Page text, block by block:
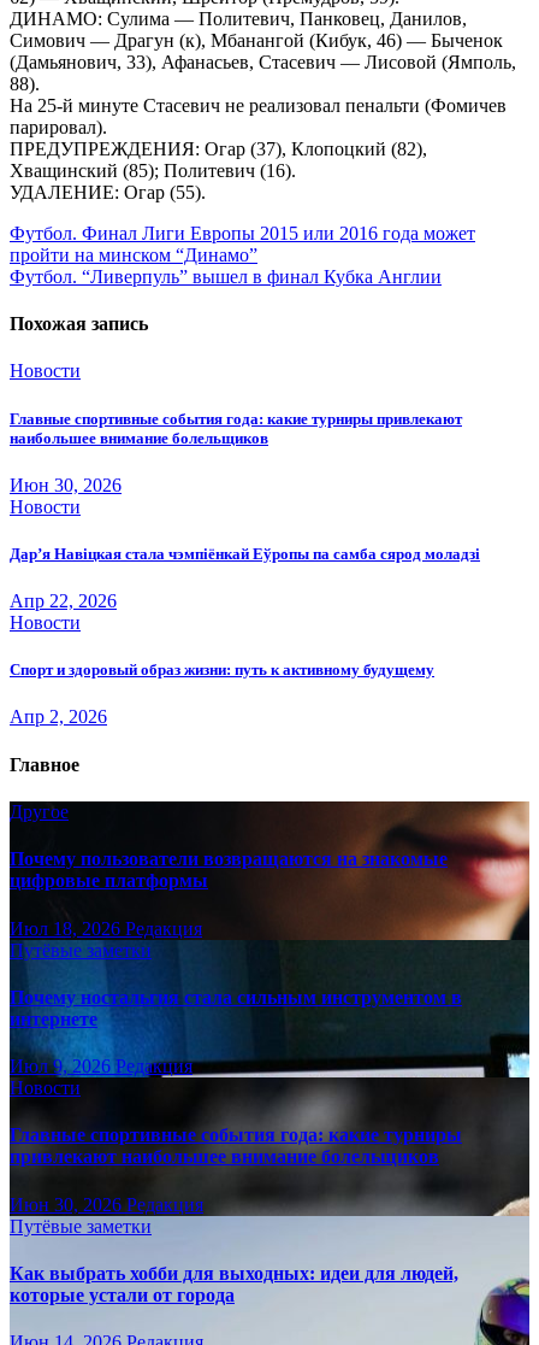
ДИНАМО: Сулима — Политевич, Панковец, Данилов,
Симович — Драгун (к), Мбанангой (Кибук, 46) — Быченок
(Дамьянович, 33), Афанасьев, Стасевич — Лисовой (Ямполь,
88).
На 25-й минуте Стасевич не реализовал пенальти (Фомичев
парировал).
ПРЕДУПРЕЖДЕНИЯ: Огар (37), Клопоцкий (82),
Хващинский (85); Политевич (16).
УДАЛЕНИЕ: Огар (55).
Навигация
по
Футбол. Финал Лиги Европы 2015 или 2016 года может
пройти на минском “Динамо”
Футбол. “Ливерпуль” вышел в финал Кубка Англии
Похожая запись
Новости
Главные спортивные события года: какие турниры привлекают
наибольшее внимание болельщиков
Июн 30, 2026
Новости
Дар’я Навіцкая стала чэмпіёнкай Еўропы па самба сярод моладзі
Апр 22, 2026
Новости
Спорт и здоровый образ жизни: путь к активному будущему
Апр 2, 2026
Главное
Другое
Почему пользователи возвращаются на знакомые
цифровые платформы
Июл 18, 2026 Редакция
Путёвые заметки
Почему ностальгия стала сильным инструментом в
интернете
Июл 9, 2026 Редакция
Новости
Главные спортивные события года: какие турниры
привлекают наибольшее внимание болельщиков
Июн 30, 2026 Редакция
Путёвые заметки
Как выбрать хобби для выходных: идеи для людей,
которые устали от города